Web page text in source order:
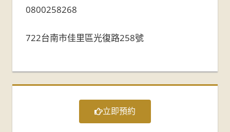
0800258268
722台南市佳里區光復路258號
立即預約